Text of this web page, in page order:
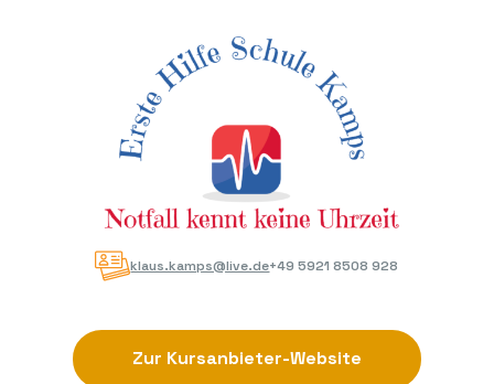
klaus.kamps@live.de+49 5921 8508 928
Zur Kursanbieter-Website